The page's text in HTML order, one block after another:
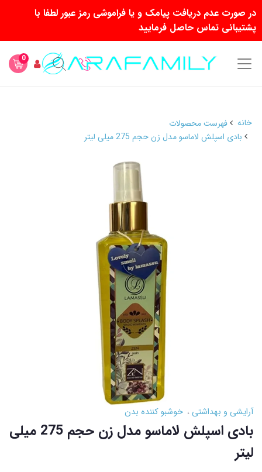
در صورت عدم دریافت پیامک و یا فراموشی رمز عبور لطفا با
پشتیبانی تماس حاصل فرمایید
0
خانه
فهرست محصولات
بادی اسپلش لاماسو مدل زن حجم 275 میلی لیتر
آرایشی و بهداشتی خوشبو کننده بدن
بادی اسپلش لاماسو مدل زن حجم 275 میلی
لیتر